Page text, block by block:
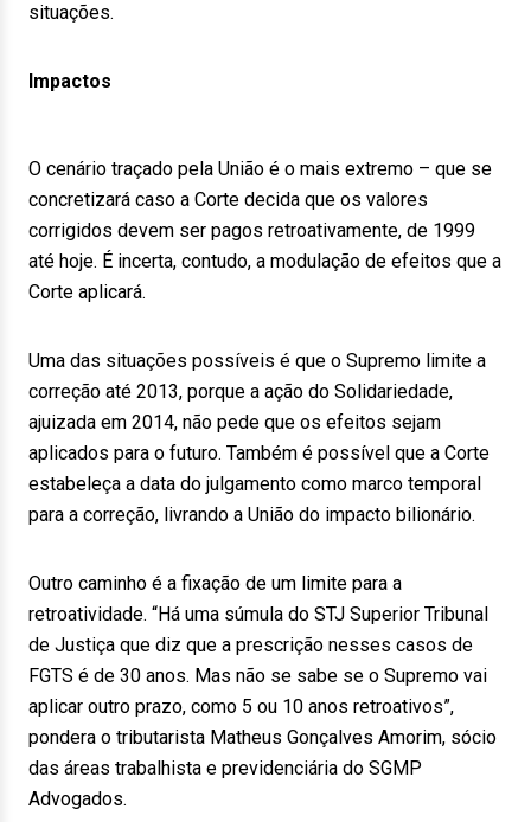
situações.
Impactos
O cenário traçado pela União é o mais extremo – que se
concretizará caso a Corte decida que os valores
corrigidos devem ser pagos retroativamente, de 1999
até hoje. É incerta, contudo, a modulação de efeitos que a
Corte aplicará.
Uma das situações possíveis é que o Supremo limite a
correção até 2013, porque a ação do Solidariedade,
ajuizada em 2014, não pede que os efeitos sejam
aplicados para o futuro. Também é possível que a Corte
estabeleça a data do julgamento como marco temporal
para a correção, livrando a União do impacto bilionário.
Outro caminho é a fixação de um limite para a
retroatividade. “Há uma súmula do STJ Superior Tribunal
de Justiça que diz que a prescrição nesses casos de
FGTS é de 30 anos. Mas não se sabe se o Supremo vai
aplicar outro prazo, como 5 ou 10 anos retroativos”,
pondera o tributarista Matheus Gonçalves Amorim, sócio
das áreas trabalhista e previdenciária do SGMP
Advogados.